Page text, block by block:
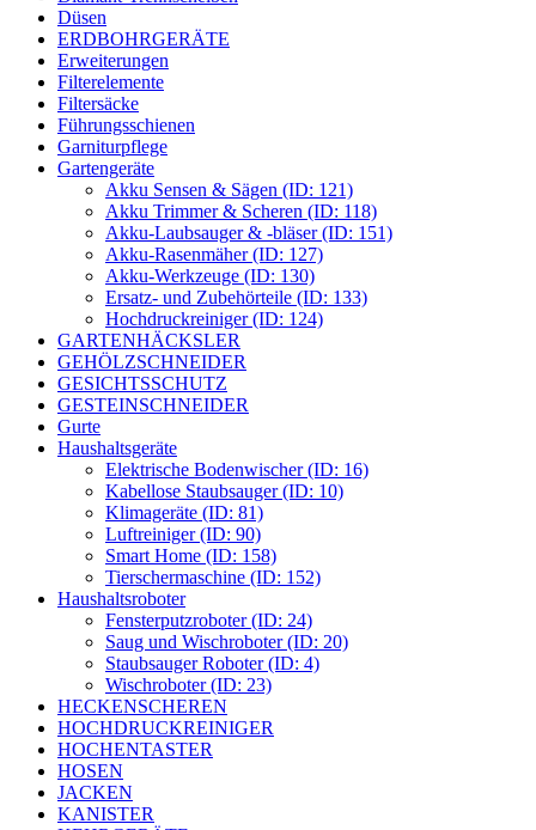
Düsen
ERDBOHRGERÄTE
Erweiterungen
Filterelemente
Filtersäcke
Führungsschienen
Garniturpflege
Gartengeräte
Akku Sensen & Sägen (ID: 121)
Akku Trimmer & Scheren (ID: 118)
Akku-Laubsauger & -bläser (ID: 151)
Akku-Rasenmäher (ID: 127)
Akku-Werkzeuge (ID: 130)
Ersatz- und Zubehörteile (ID: 133)
Hochdruckreiniger (ID: 124)
GARTENHÄCKSLER
GEHÖLZSCHNEIDER
GESICHTSSCHUTZ
GESTEINSCHNEIDER
Gurte
Haushaltsgeräte
Elektrische Bodenwischer (ID: 16)
Kabellose Staubsauger (ID: 10)
Klimageräte (ID: 81)
Luftreiniger (ID: 90)
Smart Home (ID: 158)
Tierschermaschine (ID: 152)
Haushaltsroboter
Fensterputzroboter (ID: 24)
Saug und Wischroboter (ID: 20)
Staubsauger Roboter (ID: 4)
Wischroboter (ID: 23)
HECKENSCHEREN
HOCHDRUCKREINIGER
HOCHENTASTER
HOSEN
JACKEN
KANISTER